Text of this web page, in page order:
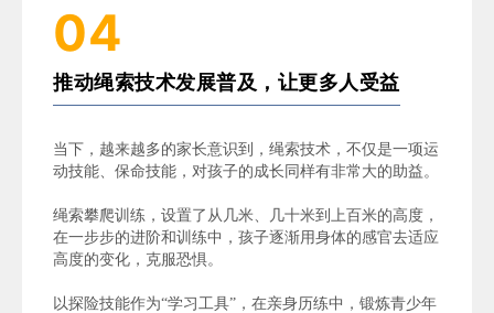
04
推动绳索技术发展普及，让更多人受益
当下，越来越多的家长意识到， 绳索技术，不仅是一项运
动技能、保命技能，对孩子的成长同样有非常大的助益。
绳索攀爬训练，设置了从几米、几十米到上百米的高度，
在一步步的进阶和训练中， 孩子逐渐用身体的感官去适应
高度的变化，克服恐惧。
以探险技能作为“学习工具”，在亲身历练中， 锻炼青少年